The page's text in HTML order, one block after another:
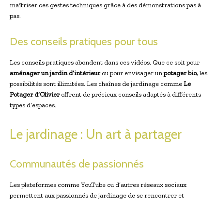
maîtriser ces gestes techniques grâce à des démonstrations pas à
pas.
Des conseils pratiques pour tous
Les conseils pratiques abondent dans ces vidéos. Que ce soit pour
aménager un jardin d’intérieurou pour envisager unpotager bio, les
possibilités sont illimitées. Les chaînes de jardinage commeLe
Potager d’Olivieroffrent de précieux conseils adaptés à différents
types d’espaces.
Le jardinage : Un art à partager
Communautés de passionnés
Les plateformes comme YouTube ou d’autres réseaux sociaux
permettent aux passionnés de jardinage de se rencontrer et